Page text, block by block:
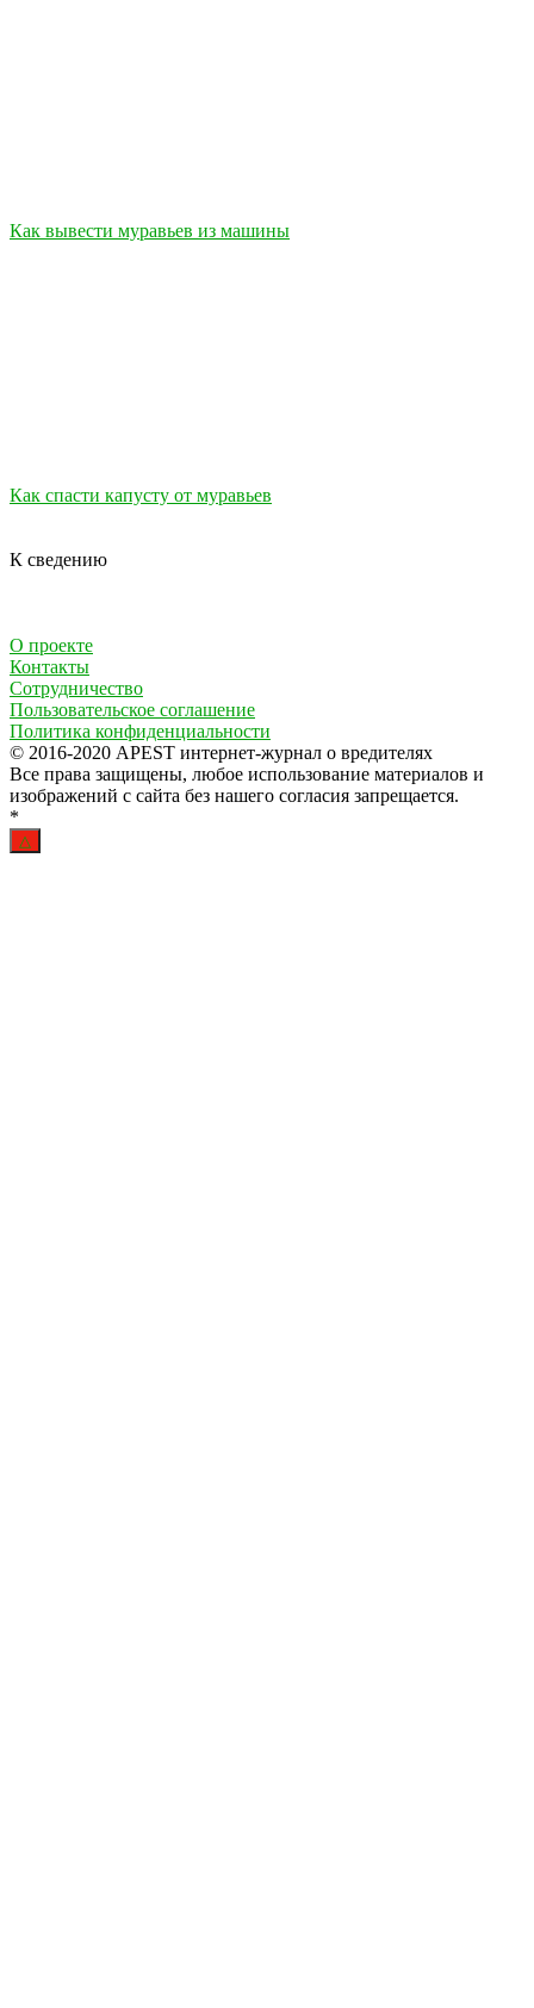
Как вывести муравьев из машины
Как спасти капусту от муравьев
К сведению
О проекте
Контакты
Сотрудничество
Пользовательское соглашение
Политика конфиденциальности
© 2016-2020 APEST интернет-журнал о вредителях
Все права защищены, любое использование материалов и
изображений с сайта без нашего согласия запрещается.
*